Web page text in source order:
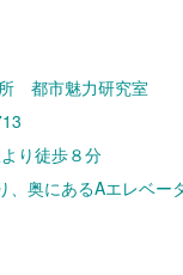
都市魅力研究室
り徒歩８分
奥にあるAエレベー